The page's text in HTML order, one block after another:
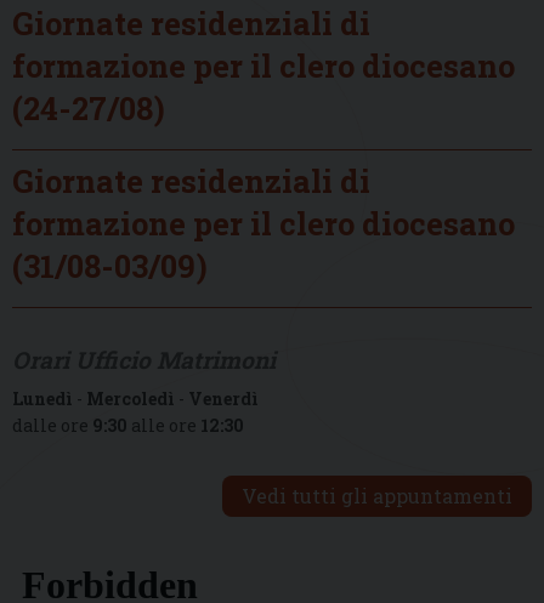
Giornate residenziali di
formazione per il clero diocesano
(24-27/08)
Giornate residenziali di
formazione per il clero diocesano
(31/08-03/09)
Lunedì - Mercoledì - Venerdì
dalle ore 9:30 alle ore 12:30
Vedi tutti gli appuntamenti